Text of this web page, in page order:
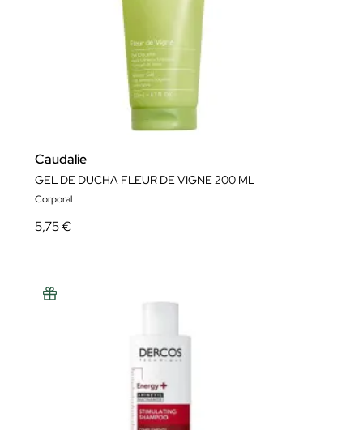
Caudalie
GEL DE DUCHA FLEUR DE VIGNE 200 ML
Corporal
5,75 €